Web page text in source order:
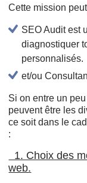
Cette mission
SEO Audit est
diagnostiquer
personnalisés.
et/ou
Si on entre un
peuvent être les
ce soit dans le
:
1. Choix des
web.